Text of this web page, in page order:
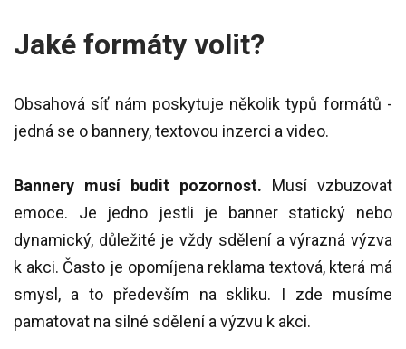
Jaké formáty volit?
Obsahová síť nám poskytuje několik typů formátů -
jedná se o bannery, textovou inzerci a video.
Bannery musí budit pozornost. Musí vzbuzovat
emoce. Je jedno jestli je banner statický nebo
dynamický, důležité je vždy sdělení a výrazná výzva
k akci. Často je opomíjena reklama textová, která má
smysl, a to především na skliku. I zde musíme
pamatovat na silné sdělení a výzvu k akci.